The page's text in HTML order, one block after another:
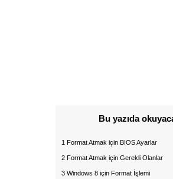
Bu yazıda
1 Format Atmak için BIOS Ayarlar
2 Format Atmak için Gerekli Olanlar
3 Windows 8 için Format İşlemi